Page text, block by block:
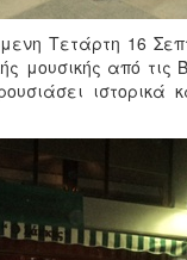
Τετάρτη 16
μουσικής από
ιστορικά